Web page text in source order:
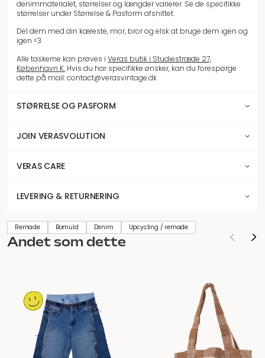
denimmaterialet, størrelser og længder varierer. Se de specifikke
størrelser under Størrelse & Pasform afsnittet.
Del dem med din kæreste, mor, bror og elsk at bruge dem igen og
igen <3
Alle taskerne kan prøves i Veras butik i Studiestræde 27,
København K. Hvis du har specifikke ønsker, kan du forespørge
dette på mail: contact@verasvintage.dk
STØRRELSE OG PASFORM
JOIN VERASVOLUTION
VERAS CARE
LEVERING & RETURNERING
Remade Bomuld Denim Upcycling / remade
Andet som dette